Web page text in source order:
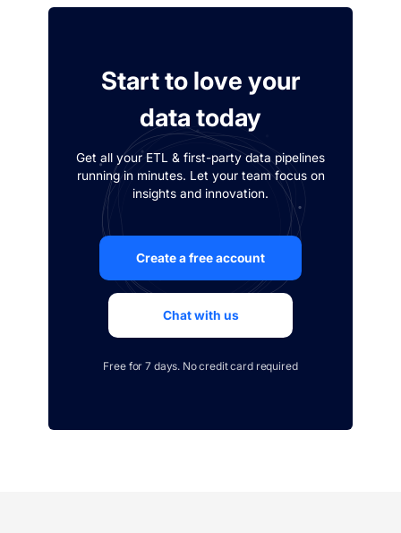
Start to love your
data today
Get all your ETL & first-party data pipelines
running in minutes. Let your team focus on
insights and innovation.
Create a free account
Chat with us
Free for 7 days. No credit card required